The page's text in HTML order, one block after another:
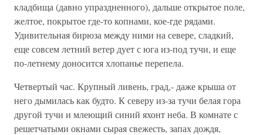
кладбища (давно упраздненного), дальше открытое поле,
желтое, покрытое где-то копнами, кое-где рядами.
Удивительная бирюза между ними на севере, сладкий,
еще совсем летний ветер дует с юга из-под тучи, и еще
по-летнему доносится хлопанье перепела.
Четвертый час. Крупный ливень, град,- даже крыша от
него дымилась как будто. К северу из-за тучи белая гора
другой тучи и млеющий синий яхонт неба. В комнате с
решетчатыми окнами сырая свежесть, запах дождя,